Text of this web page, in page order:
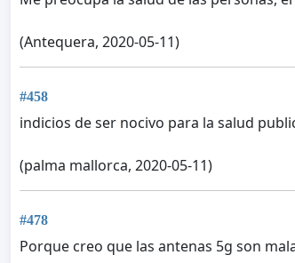
(Antequera, 2020-05-11)
#458
indicios de ser nocivo para la salud
(palma mallorca, 2020-05-11)
#478
Porque creo que las antenas 5g son